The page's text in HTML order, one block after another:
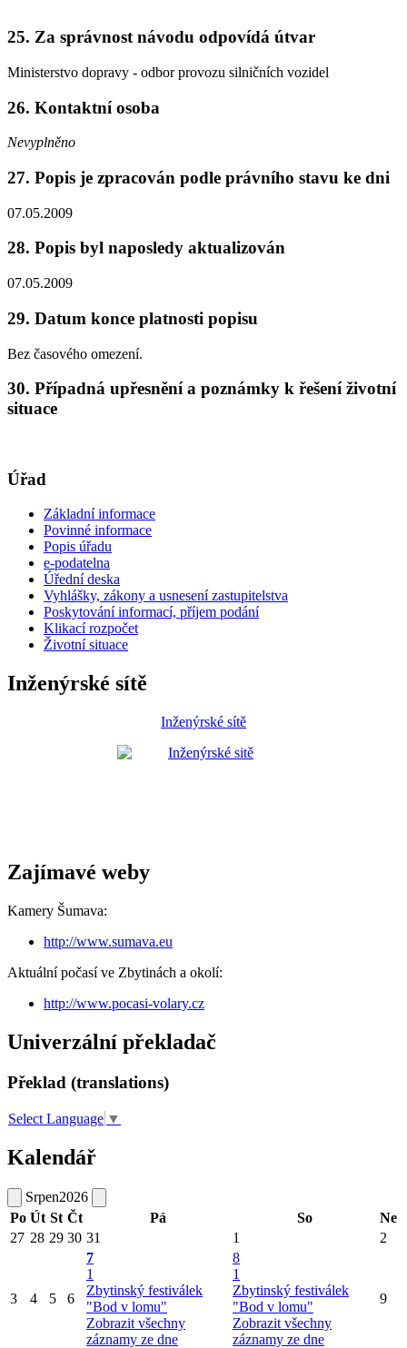
25. Za správnost návodu odpovídá útvar
Ministerstvo dopravy - odbor provozu silničních vozidel
26. Kontaktní osoba
Nevyplněno
27. Popis je zpracován podle právního stavu ke dni
07.05.2009
28. Popis byl naposledy aktualizován
07.05.2009
29. Datum konce platnosti popisu
Bez časového omezení.
30. Případná upřesnění a poznámky k řešení životní
situace
Úřad
Základní informace
Povinné informace
Popis úřadu
e-podatelna
Úřední deska
Vyhlášky, zákony a usnesení zastupitelstva
Poskytování informací, příjem podání
Klikací rozpočet
Životní situace
Inženýrské sítě
Inženýrské sítě
Zajímavé weby
Kamery Šumava:
http://www.sumava.eu
Aktuální počasí ve Zbytinách a okolí:
http://www.pocasi-volary.cz
Univerzální překladač
Překlad (translations)
Select Language ▼
Kalendář
Srpen2026
Po Út St Čt Pá So
Ne
27 28 29 30 31 1 2
3 4 5 6
7
1
Zbytinský festiválek
"Bod v lomu"
Zobrazit všechny
záznamy ze dne
8
1
Zbytinský festiválek
"Bod v lomu"
Zobrazit všechny
záznamy ze dne
9